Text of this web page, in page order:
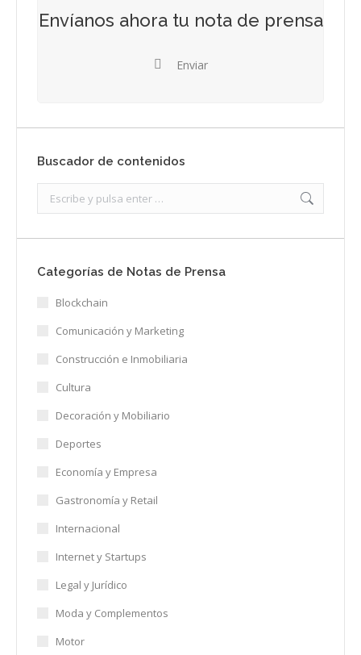
Envíanos ahora tu nota de prensa
Enviar
Buscador de contenidos
Categorías de Notas de Prensa
Blockchain
Comunicación y Marketing
Construcción e Inmobiliaria
Cultura
Decoración y Mobiliario
Deportes
Economía y Empresa
Gastronomía y Retail
Internacional
Internet y Startups
Legal y Jurídico
Moda y Complementos
Motor